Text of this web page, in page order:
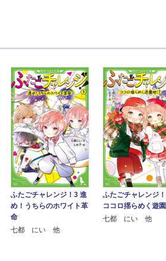
ふたごチャレンジ！3 進
め！うちらのホワイト革
命
七都 にい 他
ふたごチャレンジ
ココロ揺らめく遊
七都 にい 他